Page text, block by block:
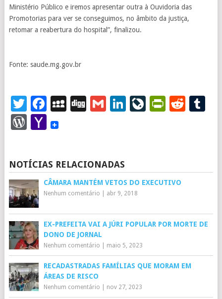
Ministério Público e iremos apresentar outra à Ouvidoria das
Promotorias para ver se conseguimos, no âmbito da justiça,
retomar a reabertura do hospital”, finalizou.
Fonte: saude.mg.gov.br
Twitter
Facebook
MySpace
DiggGmailLinkedIn
WordPress
Yahoo
NOTÍCIAS RELACIONADAS
CÂMARA MANTÉM VETOS DO EXECUTIVO
Nenhum comentário abr 9, 2018
EX-PREFEITA VAI A JÚRI POPULAR POR MORTE DE
DONO DE JORNAL
Nenhum comentário maio 5, 2023
RECADASTRADAS FAMÍLIAS QUE MORAM EM
ÁREAS DE RISCO
Nenhum comentário nov 27, 2023